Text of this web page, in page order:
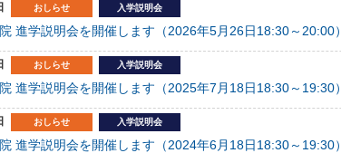
おしらせ 入学説明会
進学説明会を開催します（2026年5月26日18:30～20:00）
おしらせ 入学説明会
進学説明会を開催します（2025年7月18日18:30～19:30）
おしらせ 入学説明会
進学説明会を開催します（2024年6月18日18:30～19:30）